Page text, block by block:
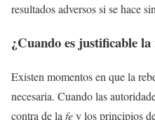
resultados adversos si se hace
¿Cuando es justificable
Existen momentos en que la
necesaria. Cuando las
contra de la fey los principios